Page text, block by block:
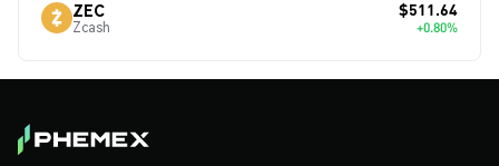
ZEC
Zcash
$511.64
+0.80%